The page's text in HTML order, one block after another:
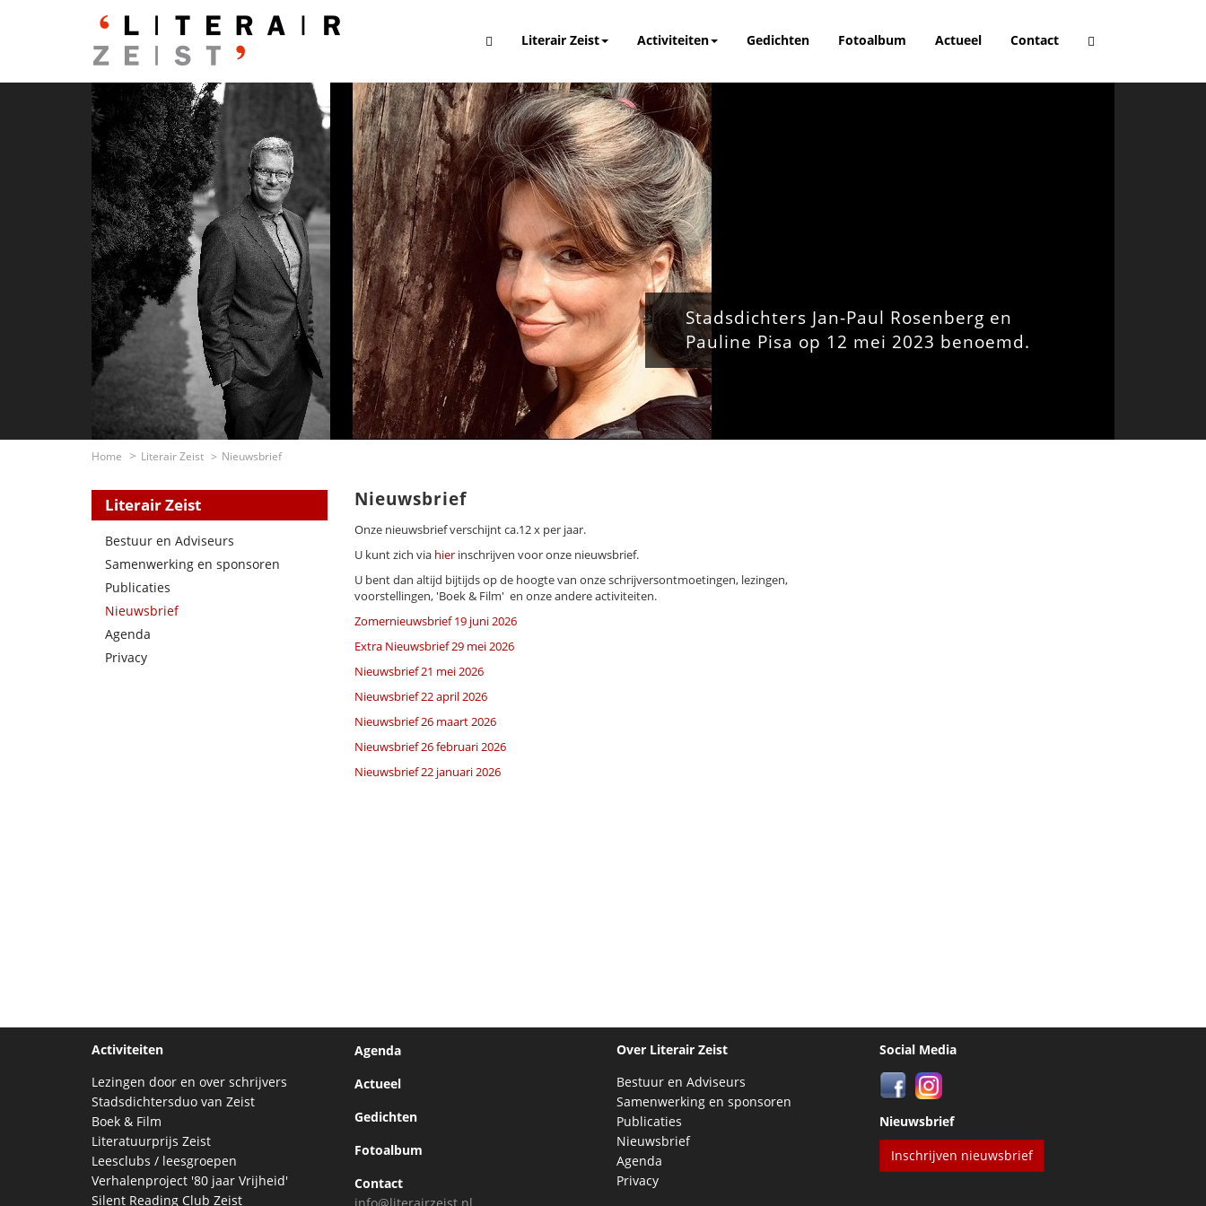
Literair Zeist Activiteiten Gedichten Fotoalbum Actueel Contact
Stadsdichters Jan-Paul Rosenberg en
Pauline Pisa op 12 mei 2023 benoemd.
Home Literair Zeist Nieuwsbrief
Literair Zeist
Bestuur en Adviseurs
Samenwerking en sponsoren
Publicaties
Nieuwsbrief
Agenda
Privacy
Nieuwsbrief
Onze nieuwsbrief verschijnt ca.12 x per jaar.
U kunt zich via hierinschrijven voor onze nieuwsbrief.
U bent dan altijd bijtijds op de hoogte van onze schrijversontmoetingen, lezingen,
voorstellingen, 'Boek & Film' en onze andere activiteiten.
Zomernieuwsbrief 19 juni 2026
Extra Nieuwsbrief 29 mei 2026
Nieuwsbrief 21 mei 2026
Nieuwsbrief 22 april 2026
Nieuwsbrief 26 maart 2026
Nieuwsbrief 26 februari 2026
Nieuwsbrief 22 januari 2026
Activiteiten
Lezingen door en over schrijvers
Stadsdichtersduo van Zeist
Boek & Film
Literatuurprijs Zeist
Leesclubs / leesgroepen
Verhalenproject '80 jaar Vrijheid'
Silent Reading Club Zeist
Agenda
Actueel
Gedichten
Fotoalbum
Contact
Over Literair Zeist
Bestuur en Adviseurs
Samenwerking en sponsoren
Publicaties
Nieuwsbrief
Agenda
Privacy
Social Media
Nieuwsbrief
Inschrijven nieuwsbrief